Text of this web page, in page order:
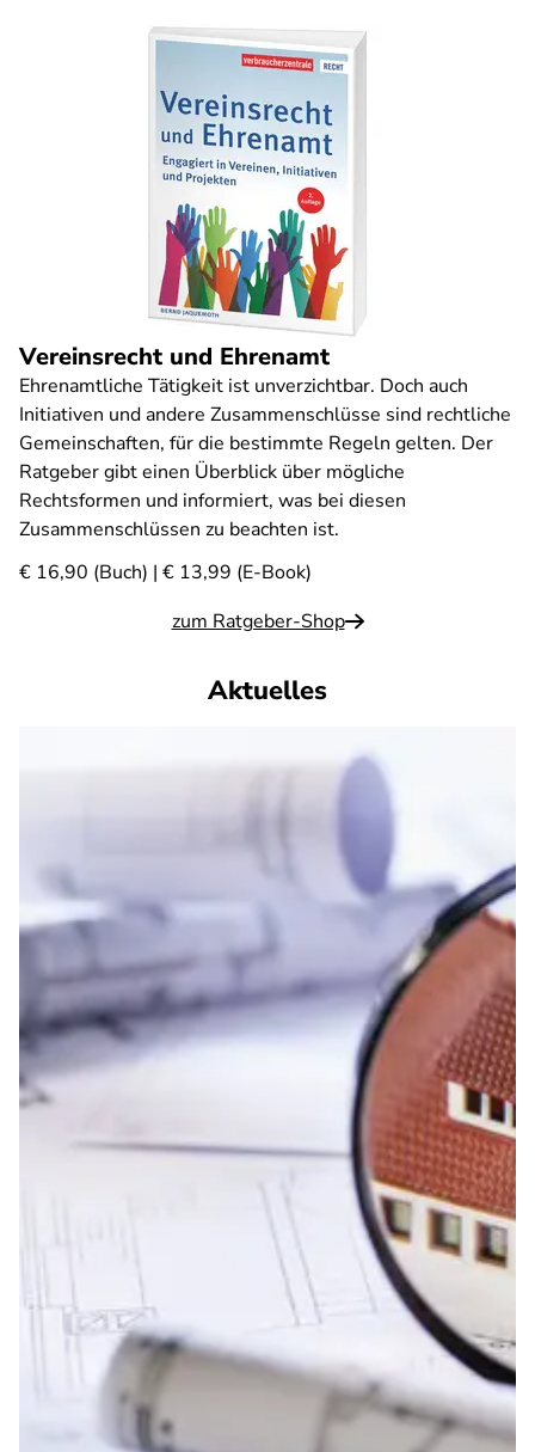
Vereinsrecht und Ehrenamt
Ehrenamtliche Tätigkeit ist unverzichtbar. Doch auch
Initiativen und andere Zusammenschlüsse sind rechtliche
Gemeinschaften, für die bestimmte Regeln gelten. Der
Ratgeber gibt einen Überblick über mögliche
Rechtsformen und informiert, was bei diesen
Zusammenschlüssen zu beachten ist.
€ 16,90 (Buch) | € 13,99 (E-Book)
zum Ratgeber-Shop
Aktuelles